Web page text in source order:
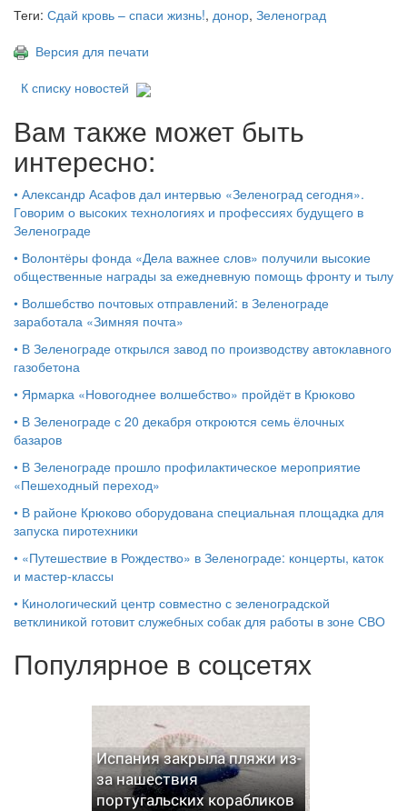
Теги: Сдай кровь – спаси жизнь!, донор, Зеленоград
Версия для печати
К списку новостей
Вам также может быть
интересно:
• Александр Асафов дал интервью «Зеленоград сегодня».
Говорим о высоких технологиях и профессиях будущего в
Зеленограде
• Волонтёры фонда «Дела важнее слов» получили высокие
общественные награды за ежедневную помощь фронту и тылу
• Волшебство почтовых отправлений: в Зеленограде
заработала «Зимняя почта»
• В Зеленограде открылся завод по производству автоклавного
газобетона
• Ярмарка «Новогоднее волшебство» пройдёт в Крюково
• В Зеленограде с 20 декабря откроются семь ёлочных
базаров
• В Зеленограде прошло профилактическое мероприятие
«Пешеходный переход»
• В районе Крюково оборудована специальная площадка для
запуска пиротехники
• «Путешествие в Рождество» в Зеленограде: концерты, каток
и мастер‑классы
• Кинологический центр совместно с зеленоградской
ветклиникой готовит служебных собак для работы в зоне СВО
Популярное в соцсетях
Испания закрыла пляжи из-
за нашествия
португальских корабликов